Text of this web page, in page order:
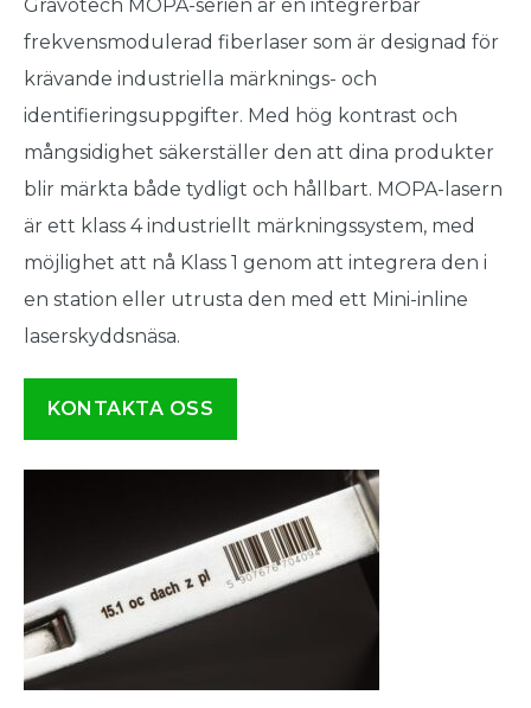
Gravotech MOPA-serien är en integrerbar
frekvensmodulerad fiberlaser som är designad för
krävande industriella märknings- och
identifieringsuppgifter. Med hög kontrast och
mångsidighet säkerställer den att dina produkter
blir märkta både tydligt och hållbart. MOPA-lasern
är ett klass 4 industriellt märkningssystem, med
möjlighet att nå Klass 1 genom att integrera den i
en station eller utrusta den med ett Mini-inline
laserskyddsnäsa.
KONTAKTA OSS